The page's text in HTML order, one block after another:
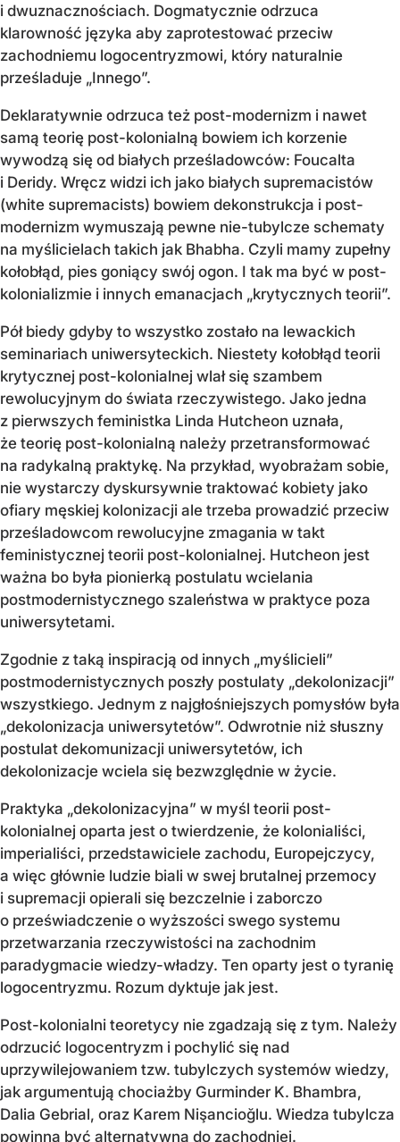
i dwuznacznościach. Dogmatycznie odrzuca
klarowność języka aby zaprotestować przeciw
zachodniemu logocentryzmowi, który naturalnie
prześladuje „Innego”.
Deklaratywnie odrzuca też post-modernizm i nawet
samą teorię post-kolonialną bowiem ich korzenie
wywodzą się od białych prześladowców: Foucalta
i Deridy. Wręcz widzi ich jako białych supremacistów
(white supremacists) bowiem dekonstrukcja i post-
modernizm wymuszają pewne nie-tubylcze schematy
na myślicielach takich jak Bhabha. Czyli mamy zupełny
kołobłąd, pies goniący swój ogon. I tak ma być w post-
kolonializmie i innych emanacjach „krytycznych teorii”.
Pół biedy gdyby to wszystko zostało na lewackich
seminariach uniwersyteckich. Niestety kołobłąd teorii
krytycznej post-kolonialnej wlał się szambem
rewolucyjnym do świata rzeczywistego. Jako jedna
z pierwszych feministka Linda Hutcheon uznała,
że teorię post-kolonialną należy przetransformować
na radykalną praktykę. Na przykład, wyobrażam sobie,
nie wystarczy dyskursywnie traktować kobiety jako
ofiary męskiej kolonizacji ale trzeba prowadzić przeciw
prześladowcom rewolucyjne zmagania w takt
feministycznej teorii post-kolonialnej. Hutcheon jest
ważna bo była pionierką postulatu wcielania
postmodernistycznego szaleństwa w praktyce poza
uniwersytetami.
Zgodnie z taką inspiracją od innych „myślicieli”
postmodernistycznych poszły postulaty „dekolonizacji”
wszystkiego. Jednym z najgłośniejszych pomysłów była
„dekolonizacja uniwersytetów”. Odwrotnie niż słuszny
postulat dekomunizacji uniwersytetów, ich
dekolonizacje wciela się bezwzględnie w życie.
Praktyka „dekolonizacyjna” w myśl teorii post-
kolonialnej oparta jest o twierdzenie, że kolonialiści,
imperialiści, przedstawiciele zachodu, Europejczycy,
a więc głównie ludzie biali w swej brutalnej przemocy
i supremacji opierali się bezczelnie i zaborczo
o przeświadczenie o wyższości swego systemu
przetwarzania rzeczywistości na zachodnim
paradygmacie wiedzy-władzy. Ten oparty jest o tyranię
logocentryzmu. Rozum dyktuje jak jest.
Post-kolonialni teoretycy nie zgadzają się z tym. Należy
odrzucić logocentryzm i pochylić się nad
uprzywilejowaniem tzw. tubylczych systemów wiedzy,
jak argumentują chociażby Gurminder K. Bhambra,
Dalia Gebrial, oraz Karem Nişancioğlu. Wiedza tubylcza
powinna być alternatywną do zachodniej.